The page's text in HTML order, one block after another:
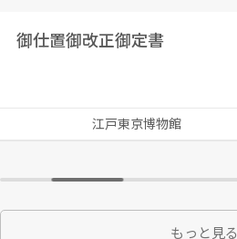
御仕置御改正御定書
江戸東京博物館
もっと見る